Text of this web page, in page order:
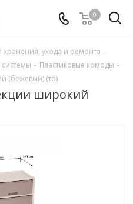
0
хранения, ухода и ремонта -
- Пластиковые комоды -
(бежевый) (то)
широкий